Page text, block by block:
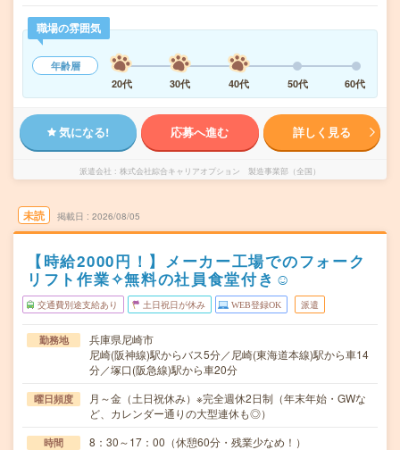
職場の雰囲気
年齢層
20代
30代 40代 50代 60代
気になる! 応募へ進む 詳しく見る
派遣会社 株式会社綜合キャリアオプション 製造事業部（全国）
未読 掲載日 2026/08/05
【時給2000円！】メーカー工場でのフォーク
リフト作業✧無料の社員食堂付き☺
交通費別途支給あり 土日祝日が休み WEB登録OK 派遣
勤務地
兵庫県尼崎市
尼崎(阪神線)駅からバス5分／尼崎(東海道本線)駅から車14
分／塚口(阪急線)駅から車20分
曜日頻度
月～金（土日祝休み）※完全週休2日制（年末年始・GWな
ど、カレンダー通りの大型連休も◎）
時間 8：30～17：00（休憩60分・残業少なめ！）